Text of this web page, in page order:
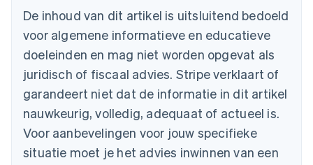
De inhoud van dit artikel is uitsluitend bedoeld
voor algemene informatieve en educatieve
doeleinden en mag niet worden opgevat als
juridisch of fiscaal advies. Stripe verklaart of
garandeert niet dat de informatie in dit artikel
nauwkeurig, volledig, adequaat of actueel is.
Voor aanbevelingen voor jouw specifieke
situatie moet je het advies inwinnen van een
Bulgarije
Canada
English Français
Cyprus
English
Denemarken
English
Duitsland
DeutschEnglish
Estland